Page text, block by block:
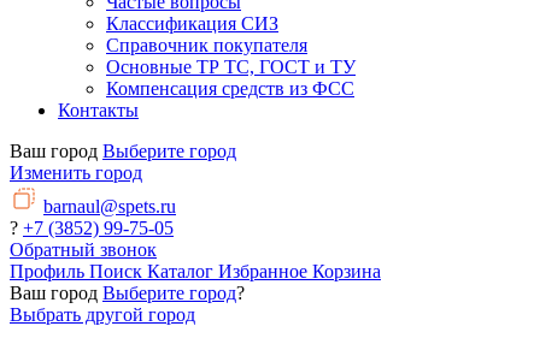
Классификация СИЗ
Справочник покупателя
Основные ТР ТС, ГОСТ и ТУ
Компенсация средств из ФСС
Контакты
Ваш город Выберите город
Изменить город
barnaul@spets.ru
? +7 (3852) 99-75-05
Обратный звонок
Профиль Поиск Каталог Избранное Корзина
Ваш город Выберите город?
Выбрать другой город